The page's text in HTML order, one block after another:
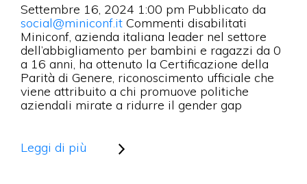
Settembre 16, 2024 1:00 pm Pubblicato da
social@miniconf.it Commenti disabilitati
MINICONF
OTTIENE
LA
DI
Miniconf, azienda italiana leader nel settore
dell’abbigliamento per bambini e ragazzi da 0
a 16 anni, ha ottenuto la Certificazione della
Parità di Genere, riconoscimento ufficiale che
viene attribuito a chi promuove politiche
aziendali mirate a ridurre il gender gap
Leggi di più